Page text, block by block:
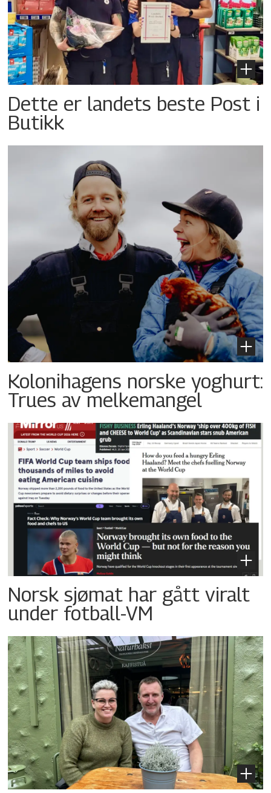
Dette er landets beste Post i
Butikk
Kolonihagens norske yoghurt:
Trues av melkemangel
Norsk sjømat har gått viralt
under fotball-VM